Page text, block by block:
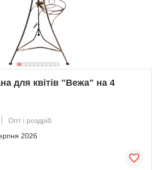
для квітів "Вежа" на 4
Опт і роздріб
2026